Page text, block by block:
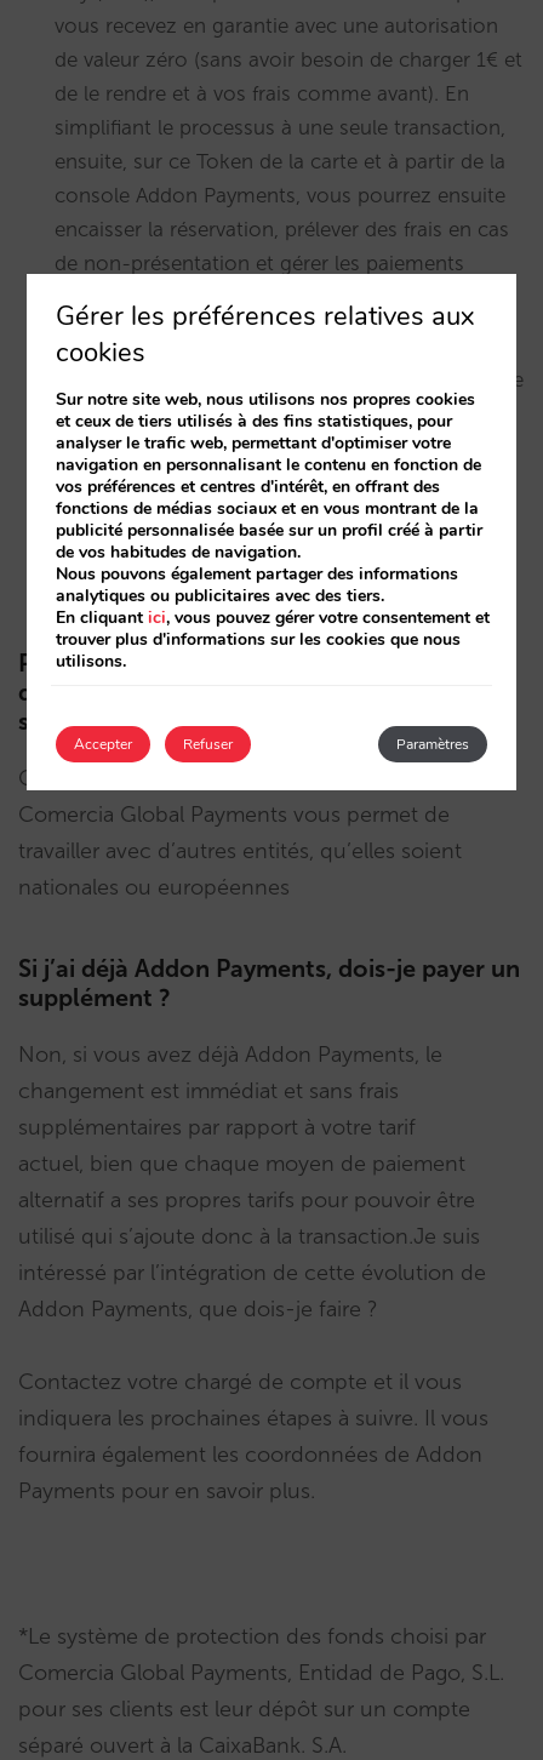
vous recevez en garantie avec une autorisation
de valeur zéro (sans avoir besoin de charger 1€ et
de le rendre et à vos frais comme avant). En
simplifiant le processus à une seule transaction,
ensuite, sur ce Token de la carte et à partir de la
console Addon Payments, vous pourrez ensuite
encaisser la réservation, prélever des frais en cas
de non-présentation et gérer les paiements
: grâce
à ce changement, l’hôtel sera prêt à se
conformer à l’authentification renforcée (SCA)
permettant ainsi de distinguer facilement si la
carte fonctionne avec 3DS1 ou 3DS2,
garantissant la conformité avec la norme
européenne de paiement PSD2.
Puis-je souscrire à toutes ces améliorations
des paiements complémentaires quel que
soit ma banque?
Oui, sans aucun problème. La passerelle de
Comercia Global Payments vous permet de
travailler avec d’autres entités, qu’elles soient
nationales ou européennes
Si j’ai déjà Addon Payments, dois-je payer un
supplément ?
Non, si vous avez déjà Addon Payments, le
changement est immédiat et sans frais
supplémentaires par rapport à votre tarif
actuel, bien que chaque moyen de paiement
alternatif a ses propres tarifs pour pouvoir être
utilisé qui s’ajoute donc à la transaction.Je suis
intéressé par l’intégration de cette évolution de
Addon Payments, que dois-je faire ?
Contactez votre chargé de compte et il vous
indiquera les prochaines étapes à suivre. Il vous
fournira également les coordonnées de Addon
Payments pour en savoir plus.
*Le système de protection des fonds choisi par
Comercia Global Payments, Entidad de Pago, S.L.
pour ses clients est leur dépôt sur un compte
séparé ouvert à la CaixaBank. S.A.
Gérer les préférences relatives aux
cookies
Sur notre site web, nous utilisons nos propres cookies
et ceux de tiers utilisés à des fins statistiques, pour
analyser le trafic web, permettant d'optimiser votre
navigation en personnalisant le contenu en fonction de
vos préférences et centres d'intérêt, en offrant des
fonctions de médias sociaux et en vous montrant de la
publicité personnalisée basée sur un profil créé à partir
de vos habitudes de navigation.
Nous pouvons également partager des informations
analytiques ou publicitaires avec des tiers.
En cliquantici, vous pouvez gérer votre consentement et
trouver plus d'informations sur les cookies que nous
utilisons.
Accepter Paramètres
Refuser